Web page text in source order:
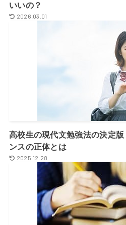
いいの？
2026.03.01
高校生の現代文勉強法の決定
ンスの正体とは
2025.12.28